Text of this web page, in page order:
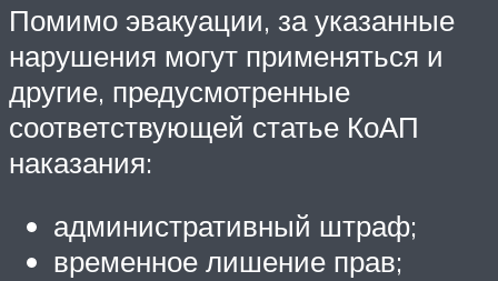
Помимо эвакуации, за указанные
нарушения могут применяться и
другие, предусмотренные
соответствующей статье КоАП
наказания:
административный штраф;
временное лишение прав;